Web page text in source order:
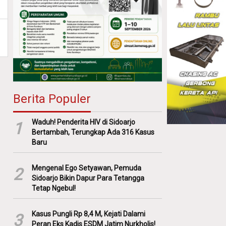
Berita Populer
1
Waduh! Penderita HIV di Sidoarjo
Bertambah, Terungkap Ada 316 Kasus
Baru
2
Mengenal Ego Setyawan, Pemuda
Sidoarjo Bikin Dapur Para Tetangga
Tetap Ngebul!
3
Kasus Pungli Rp 8,4 M, Kejati Dalami
Peran Eks Kadis ESDM Jatim Nurkholis!